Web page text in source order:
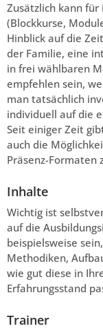
Zusätzlich kann
(Blockkurse,
Hinblick auf die
der Familie, eine
in frei wählbaren
empfehlen sein,
man tatsächlich
individuell auf die
Seit einiger Zeit
auch die
Präsenz-Formaten
Inhalte
Wichtig ist
auf die
beispielsweise
Methodiken,
wie gut diese in
Erfahrungsstand
Trainer